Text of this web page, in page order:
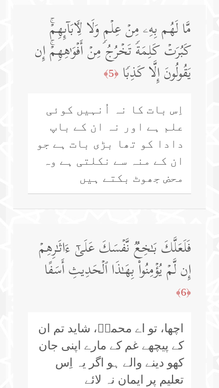
مَّا لَهُم بِهِۦ مِنۡ عِلۡمࣲ وَلَا لِـَٔابَاۤىِٕهِمۡۚ
كَبُرَتۡ كَلِمَةࣰ تَخۡرُجُ مِنۡ أَفۡوَ ٰ⁠هِهِمۡۚ إِن
یَقُولُونَ إِلَّا كَذِبࣰا ﴿5﴾
اِس بات کا نہ اُنہیں کوئی
علم ہے اور نہ ان کے باپ
دادا کو تھا بڑی بات ہے جو
ان کے منہ سے نکلتی ہے وہ
محض جھوٹ بکتے ہیں
فَلَعَلَّكَ بَـٰخِعࣱ نَّفۡسَكَ عَلَىٰۤ ءَاثَـٰرِهِمۡ
إِن لَّمۡ یُؤۡمِنُوا۟ بِهَـٰذَا ٱلۡحَدِیثِ أَسَفًا
﴿6﴾
اچھا، تو اے محمدؐ، شاید تم ان
کے پیچھے غم کے مارے اپنی جان
کھو دینے والے ہو اگر یہ اِس
تعلیم پر ایمان نہ لائے